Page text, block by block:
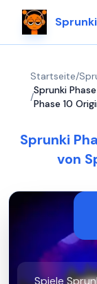
Startseite/
/
Sprunki
Phase 10
Sprunki
von
Spiele